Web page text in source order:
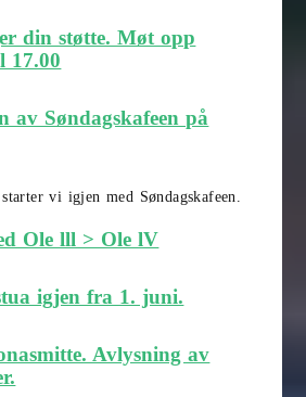
din støtte. Møt opp
17.00
av Søndagskafeen på
vi igjen med Søndagskafeen.
Ole lll > Ole lV
igjen fra 1. juni.
Avlysning av